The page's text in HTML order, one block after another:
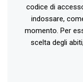
codice di
indossare,
momento. Per
scelta degli